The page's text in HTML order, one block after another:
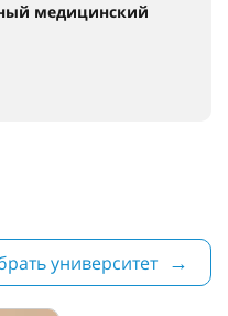
медицинский
университет